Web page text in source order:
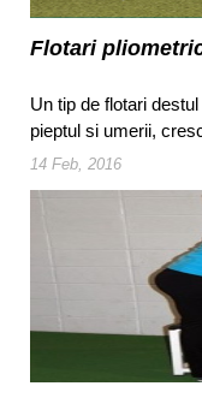
Flotari
Un tip de flotari
pieptul si umerii,
14 Feb, 2016